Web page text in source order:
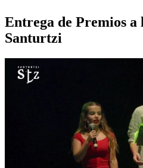
Entrega de Premios a
Santurtzi